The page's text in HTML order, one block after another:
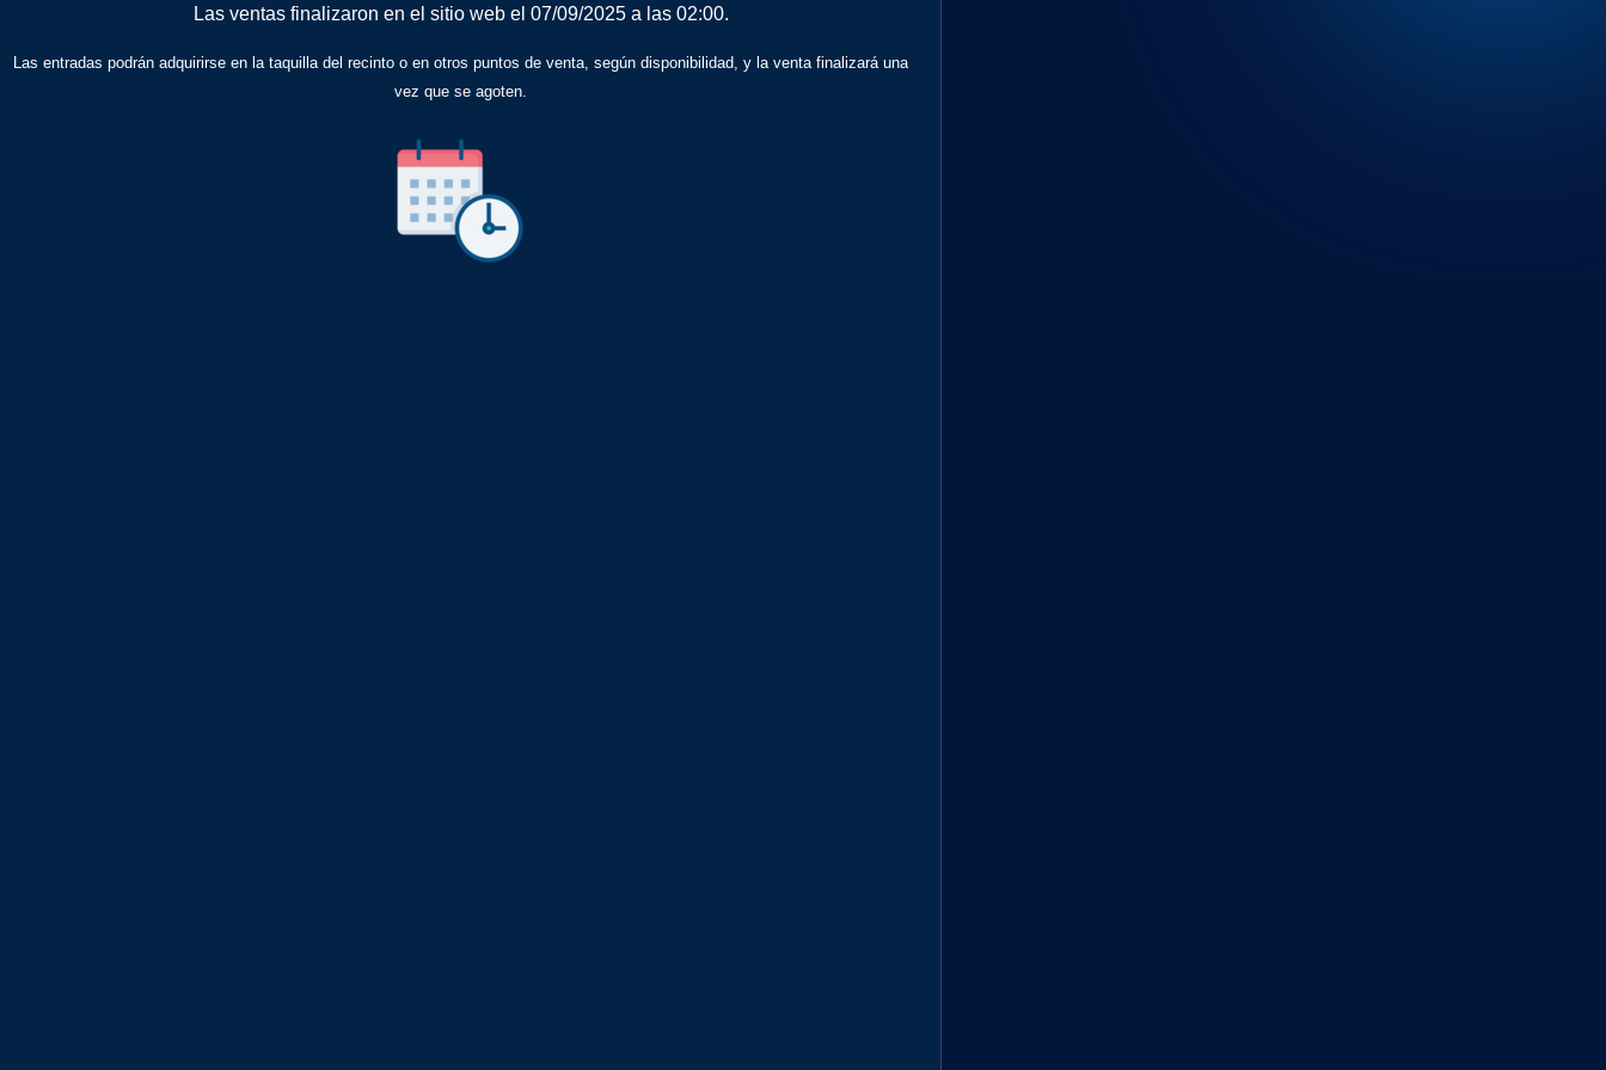
Las ventas finalizaron en el sitio web el 07/09/2025 a las 02:00.
Las entradas podrán adquirirse en la taquilla del recinto o en otros puntos de venta, según disponibilidad, y la venta finalizará una
vez que se agoten.